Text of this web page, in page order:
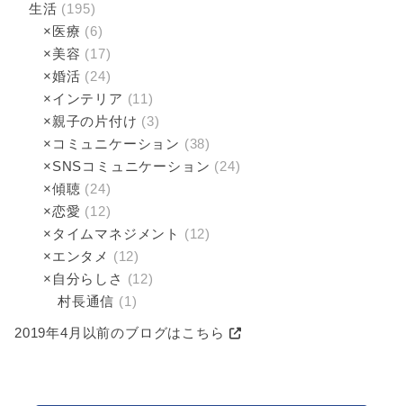
生活 (195)
×医療 (6)
×美容 (17)
×婚活 (24)
×インテリア (11)
×親子の片付け (3)
×コミュニケーション (38)
×SNSコミュニケーション (24)
×傾聴­ (24)
×恋愛 (12)
×タイムマネジメント (12)
×エンタメ (12)
×自分らしさ (12)
村長通信 (1)
2019年4月以前のブログはこちら